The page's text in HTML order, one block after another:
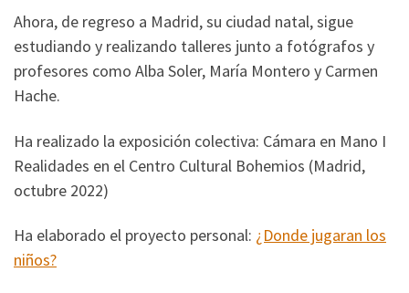
Ahora, de regreso a Madrid, su ciudad natal, sigue
estudiando y realizando talleres junto a fotógrafos y
profesores como Alba Soler, María Montero y Carmen
Hache.
Ha realizado la exposición colectiva: Cámara en Mano I
Realidades en el Centro Cultural Bohemios (Madrid,
octubre 2022)
Ha elaborado el proyecto personal: ¿Donde jugaran los
niños?